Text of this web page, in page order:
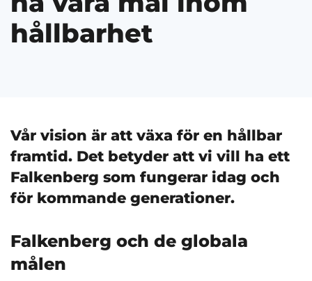
hållbarhet
Vår vision är att växa för en hållbar
framtid. Det betyder att vi vill ha ett
Falkenberg som fungerar idag och
för kommande generationer.
Falkenberg och de globala
målen